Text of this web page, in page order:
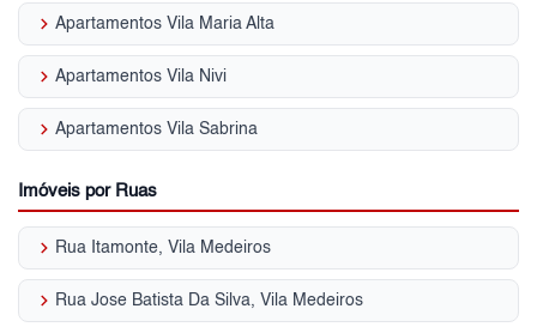
keyboard_arrow_right Apartamentos Vila Maria Alta
keyboard_arrow_right Apartamentos Vila Nivi
keyboard_arrow_right Apartamentos Vila Sabrina
Imóveis por Ruas
keyboard_arrow_right Rua Itamonte, Vila Medeiros
keyboard_arrow_right Rua Jose Batista Da Silva, Vila Medeiros